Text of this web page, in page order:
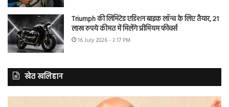
Triumph की लिमिटेड एडिशन बाइक लॉन्च के लिए तैयार, 21
लाख रुपये कीमत में मिलेंगे प्रीमियम फीचर्स
16 July 2026 - 3:17 PM
खेत खलिहान